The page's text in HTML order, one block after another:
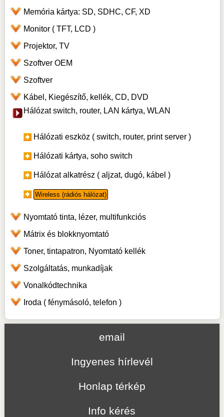
Memória kártya: SD, SDHC, CF, XD
Monitor ( TFT, LCD )
Projektor, TV
Szoftver OEM
Szoftver
Kábel, Kiegészítő, kellék, CD, DVD
Hálózat switch, router, LAN kártya, WLAN
Hálózati eszköz ( switch, router, print server )
Hálózati kártya, soho switch
Hálózat alkatrész ( aljzat, dugó, kábel )
Wireless (rádiós hálózat)
Nyomtató tinta, lézer, multifunkciós
Mátrix és blokknyomtató
Toner, tintapatron, Nyomtató kellék
Szolgáltatás, munkadíjak
Vonalkódtechnika
Iroda ( fénymásoló, telefon )
email
Ingyenes hírlevél
Honlap térkép
Info kérés